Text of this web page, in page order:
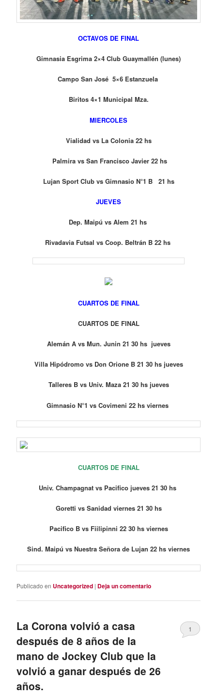
OCTAVOS DE FINAL
Gimnasia Esgrima 2×4 Club Guaymallén (lunes)
Campo San José 5×6 Estanzuela
Biritos 4×1 Municipal Mza.
MIERCOLES
Vialidad vs La Colonia 22 hs
Palmira vs San Francisco Javier 22 hs
Lujan Sport Club vs Gimnasio N°1 B 21 hs
JUEVES
Dep. Maipú vs Alem 21 hs
Rivadavia Futsal vs Coop. Beltrán B 22 hs
CUARTOS DE FINAL
CUARTOS DE FINAL
Alemán A vs Mun. Junin 21 30 hs jueves
Villa Hipódromo vs Don Orione B 21 30 hs jueves
Talleres B vs Univ. Maza 21 30 hs jueves
Gimnasio N°1 vs Covimeni 22 hs viernes
CUARTOS DE FINAL
Univ. Champagnat vs Pacifico jueves 21 30 hs
Goretti vs Sanidad viernes 21 30 hs
Pacifico B vs Fiilipinni 22 30 hs viernes
Sind. Maipú vs Nuestra Señora de Lujan 22 hs viernes
Publicado en Uncategorized | Deja un comentario
La Corona volvió a casa
después de 8 años de la
mano de Jockey Club que la
volvió a ganar después de 26
años.
1